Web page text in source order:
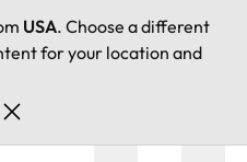
USA. Choose a different
for your location and